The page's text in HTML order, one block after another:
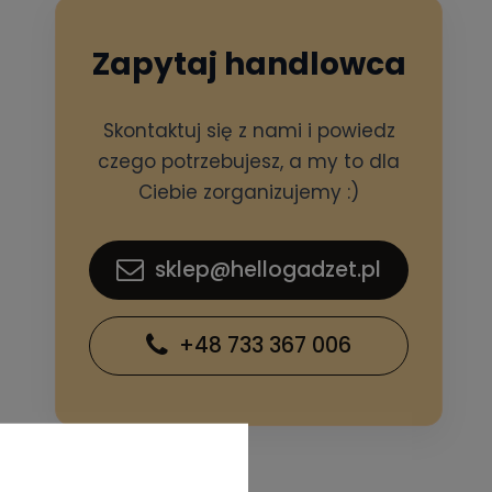
Zapytaj handlowca
Skontaktuj się z nami i powiedz
czego potrzebujesz, a my to dla
Ciebie zorganizujemy :)
sklep@hellogadzet.pl
+48 733 367 006